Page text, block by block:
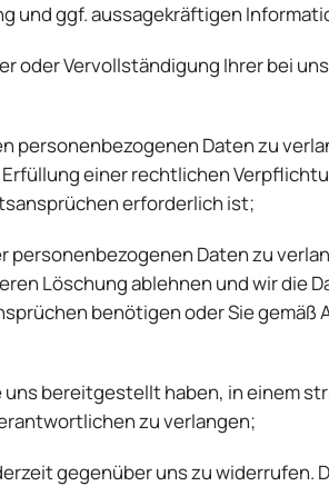
ggf. aussagekräftigen
oder Vervollständigung Ihrer bei
personenbezogenen Daten zu
einer rechtlichen
erforderlich ist;
personenbezogenen Daten zu
Löschung ablehnen und wir die
benötigen oder Sie gemäß
uns bereitgestellt haben, in einem
zu verlangen;
gegenüber uns zu